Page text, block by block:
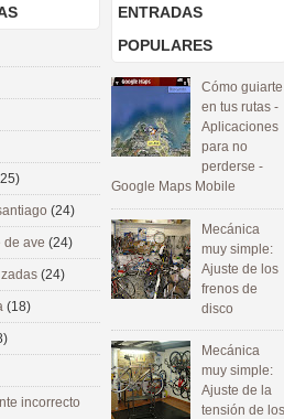
ENTRADAS
POPULARES
Cómo guiarte
en tus rutas -
Aplicaciones
para no
perderse -
Google Maps Mobile
Mecánica
muy simple:
Ajuste de los
frenos de
disco
Mecánica
muy simple:
Ajuste de la
tensión de los
(24)
de ave (24)
(24)
(18)
incorrecto